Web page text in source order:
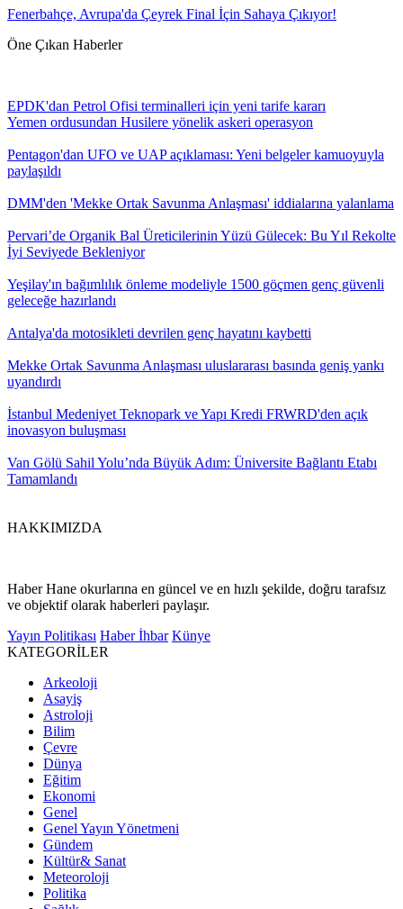
Fenerbahçe, Avrupa'da Çeyrek Final İçin Sahaya Çıkıyor!
Öne Çıkan Haberler
EPDK'dan Petrol Ofisi terminalleri için yeni tarife kararı
Yemen ordusundan Husilere yönelik askeri operasyon
Pentagon'dan UFO ve UAP açıklaması: Yeni belgeler kamuoyuyla
paylaşıldı
DMM'den 'Mekke Ortak Savunma Anlaşması' iddialarına yalanlama
Pervari’de Organik Bal Üreticilerinin Yüzü Gülecek: Bu Yıl Rekolte
İyi Seviyede Bekleniyor
Yeşilay'ın bağımlılık önleme modeliyle 1500 göçmen genç güvenli
geleceğe hazırlandı
Antalya'da motosikleti devrilen genç hayatını kaybetti
Mekke Ortak Savunma Anlaşması uluslararası basında geniş yankı
uyandırdı
İstanbul Medeniyet Teknopark ve Yapı Kredi FRWRD'den açık
inovasyon buluşması
Van Gölü Sahil Yolu’nda Büyük Adım: Üniversite Bağlantı Etabı
Tamamlandı
HAKKIMIZDA
Haber Hane okurlarına en güncel ve en hızlı şekilde, doğru tarafsız
ve objektif olarak haberleri paylaşır.
Yayın Politikası Haber İhbar Künye
KATEGORİLER
Arkeoloji
Asayiş
Astroloji
Bilim
Çevre
Dünya
Eğitim
Ekonomi
Genel
Genel Yayın Yönetmeni
Gündem
Kültür& Sanat
Meteoroloji
Politika